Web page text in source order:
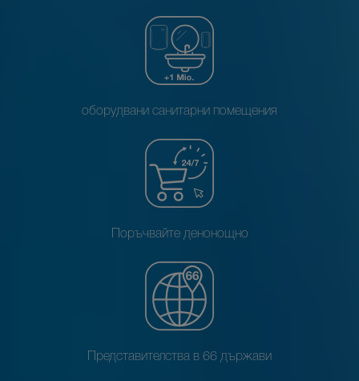
оборудвани санитарни помещения
Поръчвайте денонощно
Представителства в 66 държави